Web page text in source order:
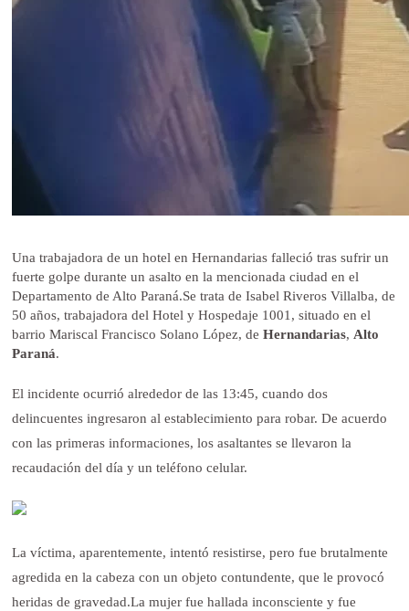
Una trabajadora de un hotel en Hernandarias falleció tras sufrir un
fuerte golpe durante un asalto en la mencionada ciudad en el
Departamento de Alto Paraná.Se trata de Isabel Riveros Villalba, de
50 años, trabajadora del Hotel y Hospedaje 1001, situado en el
barrio Mariscal Francisco Solano López, de Hernandarias, Alto
Paraná.
El incidente ocurrió alrededor de las 13:45, cuando dos
delincuentes ingresaron al establecimiento para robar. De acuerdo
con las primeras informaciones, los asaltantes se llevaron la
recaudación del día y un teléfono celular.
La víctima, aparentemente, intentó resistirse, pero fue brutalmente
agredida en la cabeza con un objeto contundente, que le provocó
heridas de gravedad.La mujer fue hallada inconsciente y fue